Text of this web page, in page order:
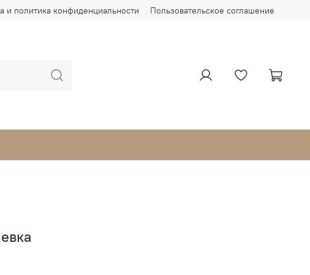
и политика конфиденциальности Пользовательское соглашение